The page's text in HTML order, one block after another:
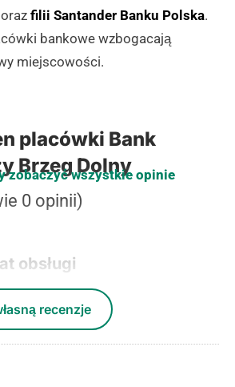
oraz filii Santander Banku Polska.
bankowe wzbogacają
miejscowości.
placówki Bank
Brzeg Dolny
0 opinii)
obsługi
zobaczyć wszystkie opinie
recenzje